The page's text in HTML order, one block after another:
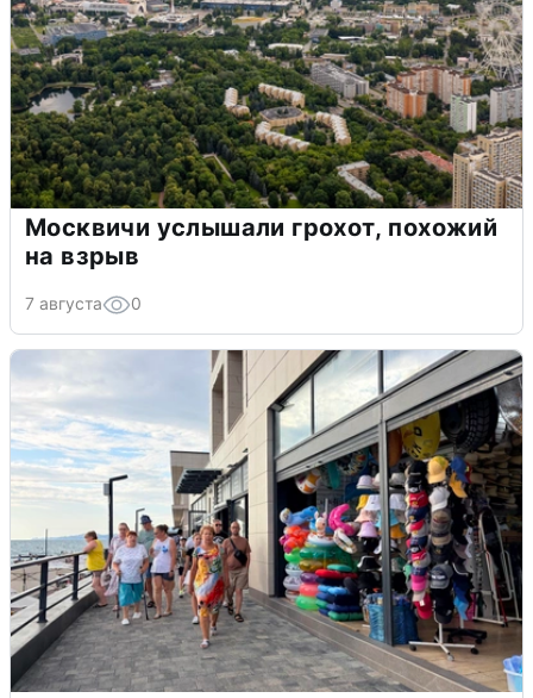
Москвичи услышали грохот, похожий
на взрыв
7 августа 0